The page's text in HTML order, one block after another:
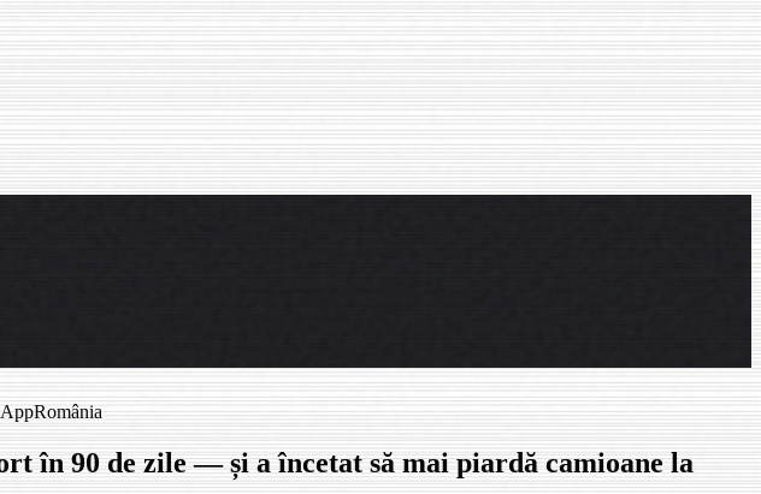
România
în 90 de zile — și a încetat să mai piardă camioane la